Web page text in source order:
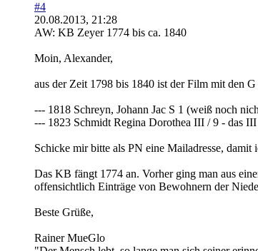
#4
20.08.2013, 21:28
AW: KB Zeyer 1774 bis ca. 1840
Moin, Alexander,
aus der Zeit 1798 bis 1840 ist der Film mit den
--- 1818 Schreyn, Johann Jac S 1 (weiß noch
--- 1823 Schmidt Regina Dorothea III / 9 - das
Schicke mir bitte als PN eine Mailadresse,
Das KB fängt 1774 an. Vorher ging man aus
offensichtlich Einträge von Bewohnern der
Beste Grüße,
Rainer MueGlo